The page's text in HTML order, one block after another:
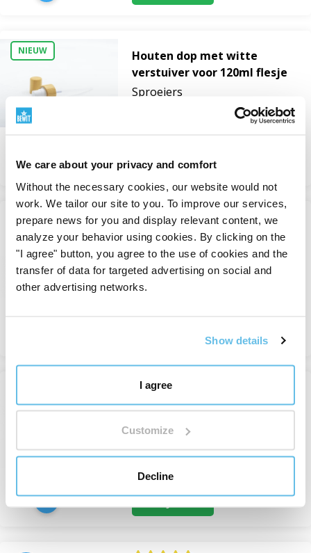
We care about your privacy and comfort
Without the necessary cookies, our website would not
work. We tailor our site to you. To improve our services,
prepare news for you and display relevant content, we
analyze your behavior using cookies. By clicking on the
"I agree" button, you agree to the use of cookies and the
transfer of data for targeted advertising on social and
other advertising networks.
Show details
I agree
Customize
Decline
NIEUW
Houten dop met witte
verstuiver voor 120ml flesje
Sproeiers
Bekijken
Kunststof dop wit voor GL 18
flessen
Sluitingen
Niet beschikbaar
18 flessen
Sluitingen
Op voorraad
van 6 Kč
Bekijken